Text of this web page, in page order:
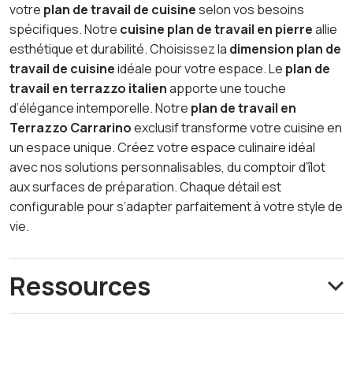
votre plan de travail de cuisineselon vos besoins
spécifiques. Notre cuisine plan de travail en pierreallie
esthétique et durabilité. Choisissez la dimension plan de
travail de cuisineidéale pour votre espace. Le plan de
travail en terrazzo italienapporte une touche
d’élégance intemporelle. Notre plan de travail en
Terrazzo Carrarinoexclusif transforme votre cuisine en
un espace unique. Créez votre espace culinaire idéal
avec nos solutions personnalisables, du comptoir d’îlot
aux surfaces de préparation. Chaque détail est
configurable pour s’adapter parfaitement à votre style de
vie.
Ressources